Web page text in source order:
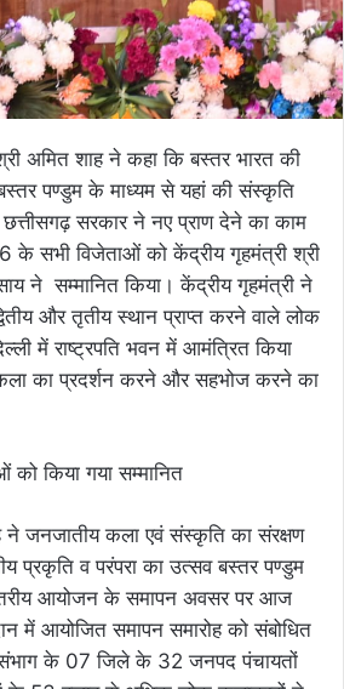
अमित शाह ने कहा कि बस्तर भारत की
पण्डुम के माध्यम से यहां की संस्कृति
छत्तीसगढ़ सरकार ने नए प्राण देने का काम
के सभी विजेताओं को केंद्रीय गृहमंत्री श्री
ने सम्मानित किया। केंद्रीय गृहमंत्री ने
और तृतीय स्थान प्राप्त करने वाले लोक
में राष्ट्रपति भवन में आमंत्रित किया
का प्रदर्शन करने और सहभोज करने का
ने जनजातीय कला एवं संस्कृति का संरक्षण
प्रकृति व परंपरा का उत्सव बस्तर पण्डुम
आयोजन के समापन अवसर पर आज
में आयोजित समापन समारोह को संबोधित
के 07 जिले के 32 जनपद पंचायतों